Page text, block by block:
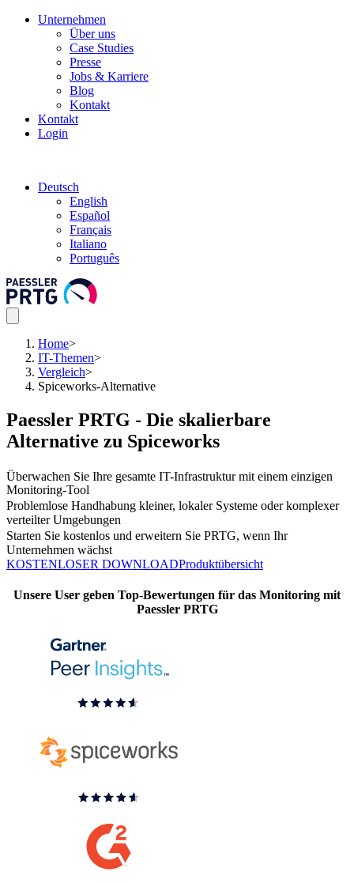
Unternehmen
Über uns
Case Studies
Presse
Jobs & Karriere
Blog
Kontakt
Kontakt
Login
Deutsch
English
Español
Français
Italiano
Português
Home>
IT-Themen>
Vergleich>
Spiceworks-Alternative
Paessler PRTG - Die skalierbare
Alternative zu Spiceworks
Überwachen Sie Ihre gesamte IT-Infrastruktur mit einem einzigen
Monitoring-Tool
Problemlose Handhabung kleiner, lokaler Systeme oder komplexer
verteilter Umgebungen
Starten Sie kostenlos und erweitern Sie PRTG, wenn Ihr
Unternehmen wächst
KOSTENLOSER DOWNLOADProduktübersicht
Unsere User geben Top-Bewertungen für das Monitoring mit
Paessler PRTG